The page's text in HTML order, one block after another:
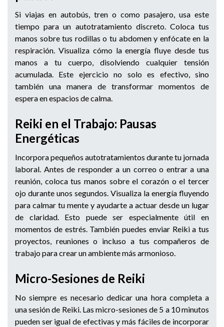
Si viajas en autobús, tren o como pasajero, usa este
tiempo para un autotratamiento discreto. Coloca tus
manos sobre tus rodillas o tu abdomen y enfócate en la
respiración. Visualiza cómo la energía fluye desde tus
manos a tu cuerpo, disolviendo cualquier tensión
acumulada. Este ejercicio no solo es efectivo, sino
también una manera de transformar momentos de
espera en espacios de calma.
Reiki en el Trabajo: Pausas
Energéticas
Incorpora pequeños autotratamientos durante tu jornada
laboral. Antes de responder a un correo o entrar a una
reunión, coloca tus manos sobre el corazón o el tercer
ojo durante unos segundos. Visualiza la energía fluyendo
para calmar tu mente y ayudarte a actuar desde un lugar
de claridad. Esto puede ser especialmente útil en
momentos de estrés. También puedes enviar Reiki a tus
proyectos, reuniones o incluso a tus compañeros de
trabajo para crear un ambiente más armonioso.
Micro-Sesiones de Reiki
No siempre es necesario dedicar una hora completa a
una sesión de Reiki. Las micro-sesiones de 5 a 10 minutos
pueden ser igual de efectivas y más fáciles de incorporar